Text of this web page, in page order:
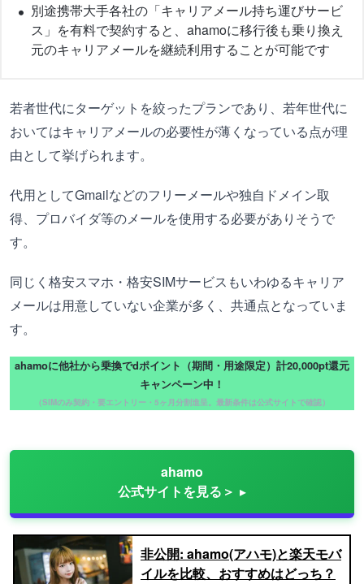
別途携帯大手各社の「キャリアメール持ち運びサービ
ス」を有料で契約すると、ahamoに移行後も乗り換え
元のキャリアメールを継続利用することが可能です
若者世代にターゲットを絞ったプランであり、若年世代に
おいてはキャリアメールの必要性が薄くなっている点が理
由として挙げられます。
代用としてGmailなどのフリーメールや独自ドメイン取
得、プロバイダ等のメールを使用する必要がありそうで
す。
同じく格安スマホ・格安SIMサービスもいわゆるキャリア
メールは用意していない企業が多く、共通点となっていま
す。
ahamoに他社から乗換でdポイント（期間・用途限定）計20,000pt還元
キャンペーン中！
（SIMのみ契約・要エントリー・5ヶ月分割進呈。最新条件は公式サイトで確認）
ahamo
公式サイトを見る＞
非公開: ahamo(アハモ)と楽天モバ
イルを比較、おすすめはどっち？